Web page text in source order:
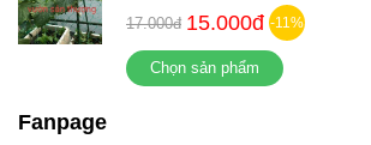
17.000đ 15.000đ -11%
Chọn sản phẩm
Fanpage